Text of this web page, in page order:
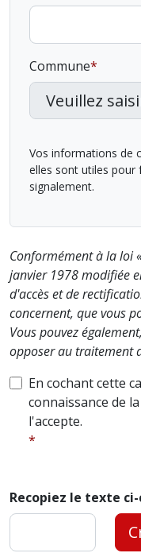
Commune
Vos informations de
elles sont utiles
signalement.
Conformément à la loi
janvier 1978 modifiée
d'accès et de
concernent, que vous
Vous pouvez
opposer au traitement
En cochant cette
connaissance de la
l'accepte.
Recopiez le texte